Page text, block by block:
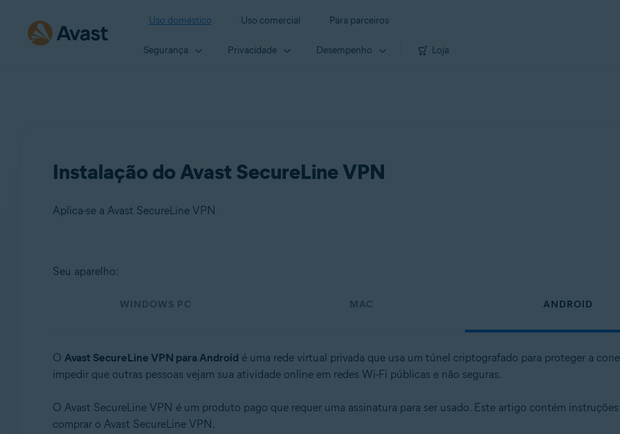
Uso doméstico Uso comercial Para parceiros
Segurança Privacidade Desempenho Loja
Instalação do Avast SecureLine VPN
Aplica-se a Avast SecureLine VPN
Produtos:
Seu aparelho:
WINDOWS PC MAC ANDROID
O Avast SecureLine VPN para Android é uma rede virtual privada que usa um túnel criptografado para proteger a
impedir que outras pessoas vejam sua atividade online em redes Wi-Fi públicas e não seguras.
O Avast SecureLine VPN é um produto pago que requer uma assinatura para ser usado. Este artigo contém
comprar o Avast SecureLine VPN.